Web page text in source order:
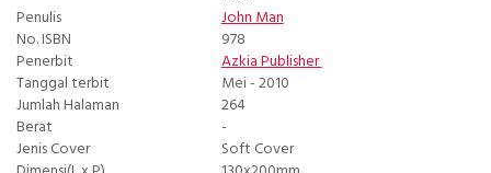
Penulis
John Man
No. ISBN
978
Penerbit
Azkia Publisher
Tanggal terbit
Mei - 2010
Jumlah Halaman
264
Berat
-
Jenis Cover
Soft Cover